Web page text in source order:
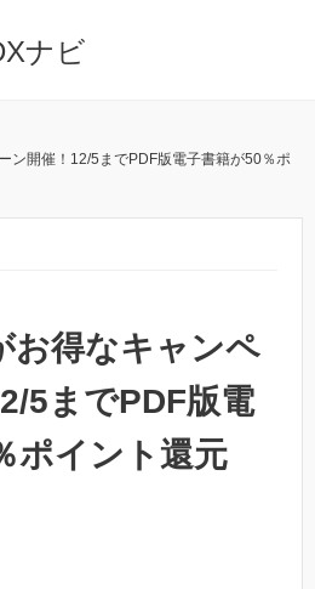
ナビ
ン開催！12/5までPDF版電子書籍が50％ポ
お得なキャンペ
5までPDF版電
ポイント還元